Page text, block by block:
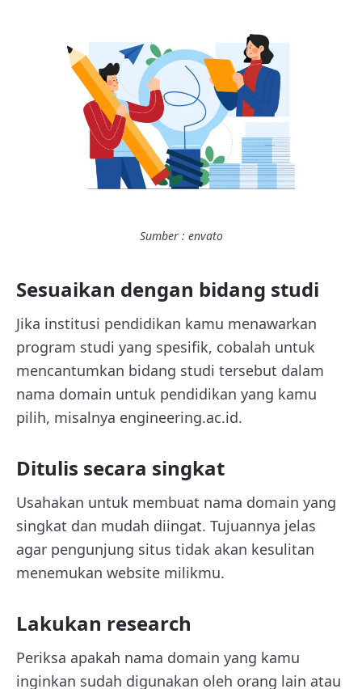
Sumber : envato
Sesuaikan dengan bidang studi
Jika institusi pendidikan kamu menawarkan
program studi yang spesifik, cobalah untuk
mencantumkan bidang studi tersebut dalam
nama domain untuk pendidikan yang kamu
pilih, misalnya engineering.ac.id.
Ditulis secara singkat
Usahakan untuk membuat nama domain yang
singkat dan mudah diingat. Tujuannya jelas
agar pengunjung situs tidak akan kesulitan
menemukan website milikmu.
Lakukan research
Periksa apakah nama domain yang kamu
inginkan sudah digunakan oleh orang lain atau